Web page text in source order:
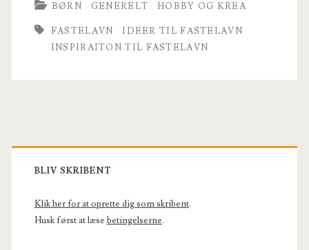
fastelavnsfesten
BØRN GENERELT HOBBY OG KREA
FASTELAVN
IDEER TIL FASTELAVN
INSPIRAITON TIL FASTELAVN
Primary
Sidebar
BLIV SKRIBENT
Klik her for at oprette dig som skribent.
Husk først at læse betingelserne.